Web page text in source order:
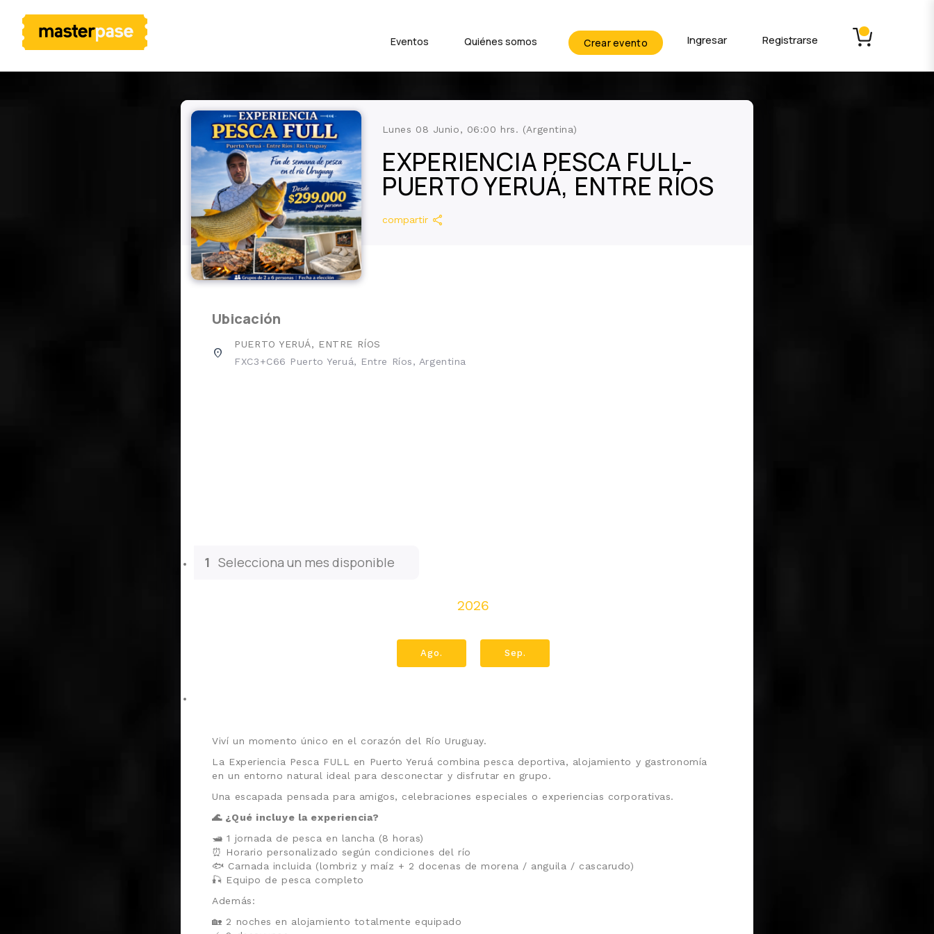
Eventos Quiénes somos Crear evento Ingresar Registrarse
Lunes 08 Junio, 06:00 hrs. (Argentina)
EXPERIENCIA PESCA FULL-
PUERTO YERUÁ, ENTRE RÍOS
compartir share
Ubicación
place
PUERTO YERUÁ, ENTRE RÍOS
FXC3+C66 Puerto Yeruá, Entre Ríos, Argentina
Selecciona un mes disponible
1
2026
Ago. Sep.
Viví un momento único en el corazón del Río Uruguay.
La Experiencia Pesca FULL en Puerto Yeruá combina pesca deportiva, alojamiento y gastronomía
en un entorno natural ideal para desconectar y disfrutar en grupo.
Una escapada pensada para amigos, celebraciones especiales o experiencias corporativas.
🌊 ¿Qué incluye la experiencia?
🛥️ 1 jornada de pesca en lancha (8 horas)
⏰ Horario personalizado según condiciones del río
🐟 Carnada incluida (lombriz y maíz + 2 docenas de morena / anguila / cascarudo)
🎣 Equipo de pesca completo
Además:
🏡 2 noches en alojamiento totalmente equipado